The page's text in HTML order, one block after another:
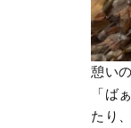
憩い
「ば
たり